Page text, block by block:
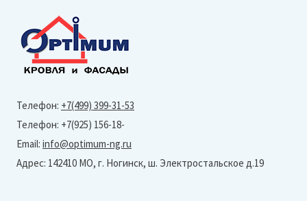
60мм
(12
м2)
Коричневый
Телефон: +7(499) 399-31-53
Телефон: +7(925) 156-18-
Email: info@optimum-ng.ru
Адрес: 142410 МО, г. Ногинск, ш. Электростальское д.19